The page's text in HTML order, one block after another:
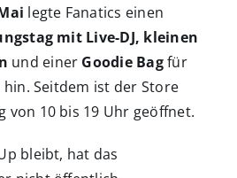
legte Fanatics einen
mit Live-DJ, kleinen
und einer Goodie Bagfür
Seitdem ist der Store
von 10 bis 19 Uhr geöffnet.
bleibt, hat das